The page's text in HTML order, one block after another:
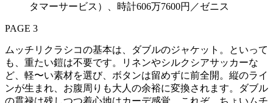
タマーサービス）、時計606万7600円／ゼニス
PAGE 3
ムッチリクラシコの基本は、ダブルのジャケット。といって
も、重たい鎧は不要です。リネンやシルクシアサッカーな
ど、軽〜い素材を選び、ボタンは留めずに前全開。縦のライ
ンが生まれ、お腹周りも大人の余裕に変換されます。ダブル
の貫禄は残しつつ着心地はカーデ感覚。これぞ、ちょいムチ